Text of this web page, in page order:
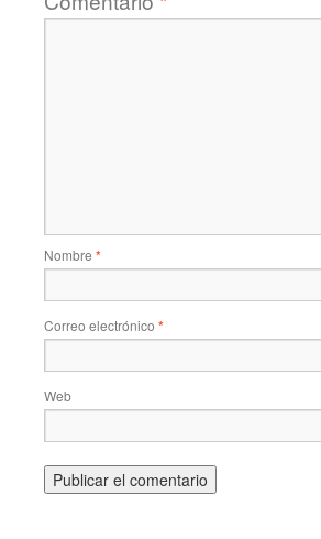
Nombre *
Correo electrónico *
Web